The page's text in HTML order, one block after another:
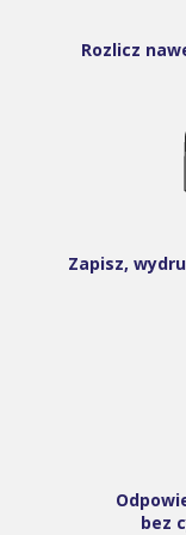
Rozlicz
Zapisz,
bez